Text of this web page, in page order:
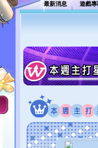
最新消息 遊戲